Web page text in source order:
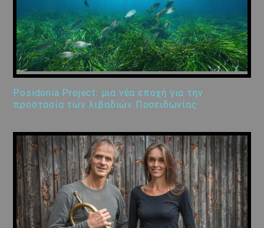
Posidonia Project: μια νέα εποχή για την
προστασία των λιβαδιών Ποσειδωνίας